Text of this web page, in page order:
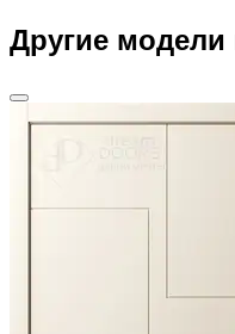
Другие модели